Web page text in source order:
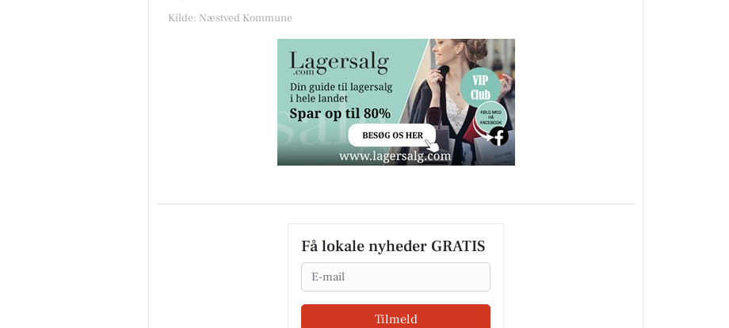
Kilde: Næstved Kommune
Få lokale nyheder GRATIS
Email
Tilmeld